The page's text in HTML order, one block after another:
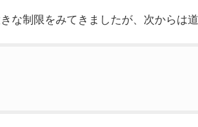
な制限をみてきましたが、次からは